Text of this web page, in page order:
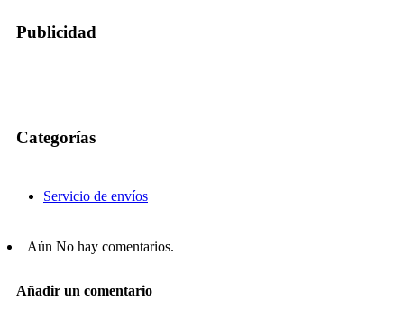
Publicidad
Categorías
Servicio de envíos
Aún No hay comentarios.
Añadir un comentario